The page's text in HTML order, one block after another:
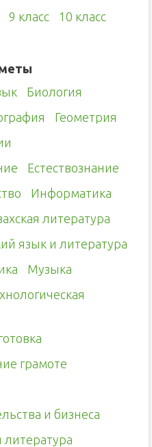
9 класс
10 класс
Биология
Геометрия
Естествознание
Информатика
литература
язык и литература
Музыка
грамоте
и бизнеса
литература